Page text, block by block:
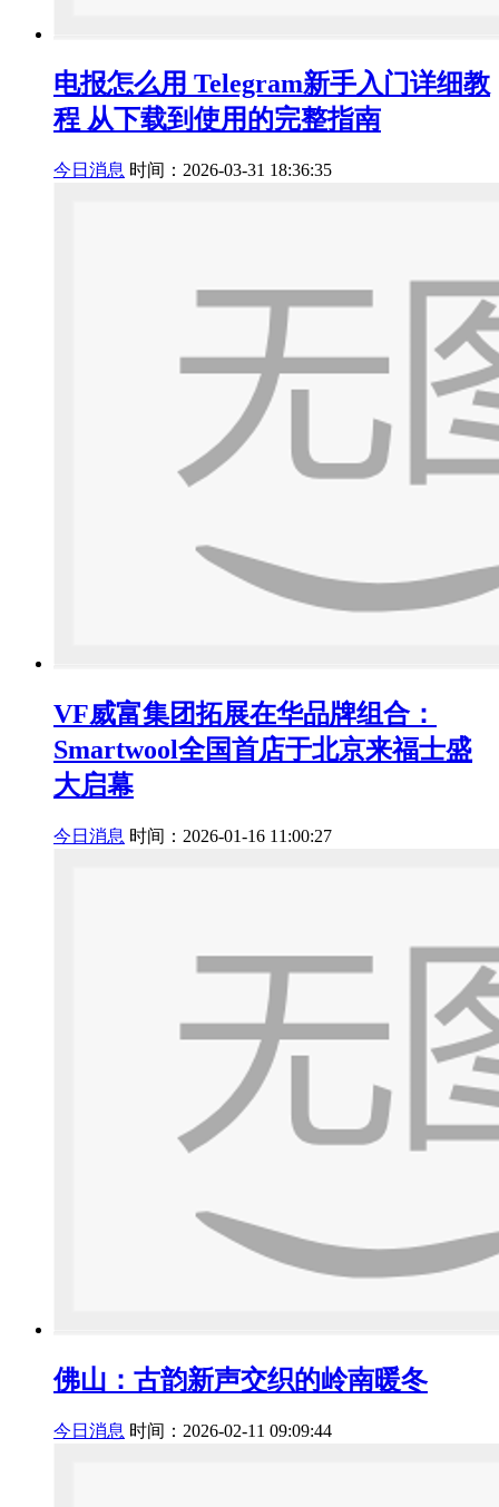
电报怎么用 Telegram新手入门详细教
程 从下载到使用的完整指南
今日消息 时间：2026-03-31 18:36:35
VF威富集团拓展在华品牌组合：
Smartwool全国首店于北京来福士盛
大启幕
今日消息 时间：2026-01-16 11:00:27
佛山：古韵新声交织的岭南暖冬
今日消息 时间：2026-02-11 09:09:44